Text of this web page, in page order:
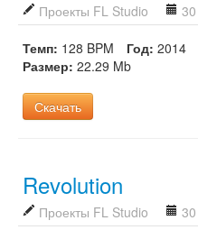
Проекты FL Studio
Темп: 128 BPM Год: 2014
Размер: 22.29 Mb
Скачать
Revolution
Проекты FL Studio